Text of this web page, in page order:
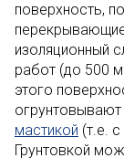
поверхность,
изоляционный
работ (до 500
этого
огрунтовывают
мастикой (т.е.
Грунтовкой